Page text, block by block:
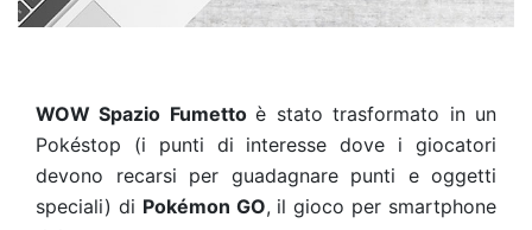
WOW Spazio Fumettoè stato trasformato in un
Pokéstop (i punti di interesse dove i giocatori
devono recarsi per guadagnare punti e oggetti
speciali) di Pokémon GO, il gioco per smartphone